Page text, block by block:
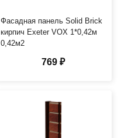
Фасадная панель Solid Brick
кирпич Exeter VOX 1*0,42м
0,42м2
769 ₽